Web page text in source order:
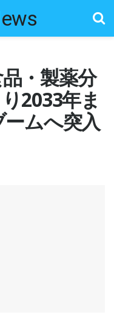
・製薬分
2033年ま
ムへ突入